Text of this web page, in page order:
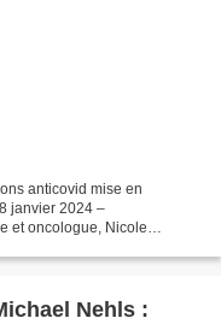
anticovid mise en
janvier 2024 –
et oncologue, Nicole
Nehls :